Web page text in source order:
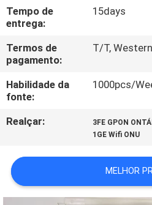
CONTACTE-
NOS
PEÇA
UMAS
CITAÇÕES
MAPA
DO
SITE
Tempo de
entrega:
15days
Termos de
pagamento:
T/T,
Habilidade da
fonte:
1000pcs/
Realçar: 3FE GPON
1GE Wifi ONU
MELHOR